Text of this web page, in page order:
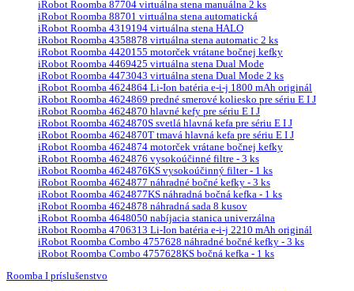
iRobot Roomba 87704 virtuálna stena manuálna 2 ks
iRobot Roomba 88701 virtuálna stena automatická
iRobot Roomba 4319194 virtuálna stena HALO
iRobot Roomba 4358878 virtuálna stena automatic 2 ks
iRobot Roomba 4420155 motorček vrátane bočnej kefky
iRobot Roomba 4469425 virtuálna stena Dual Mode
iRobot Roomba 4473043 virtuálna stena Dual Mode 2 ks
iRobot Roomba 4624864 Li-Ion batéria e-i-j 1800 mAh originál
iRobot Roomba 4624869 predné smerové koliesko pre sériu E I J
iRobot Roomba 4624870 hlavné kefy pre sériu E I J
iRobot Roomba 4624870S svetlá hlavná kefa pre sériu E I J
iRobot Roomba 4624870T tmavá hlavná kefa pre sériu E I J
iRobot Roomba 4624874 motorček vrátane bočnej kefky
iRobot Roomba 4624876 vysokoúčinné filtre - 3 ks
iRobot Roomba 4624876KS vysokoúčinný filter - 1 ks
iRobot Roomba 4624877 náhradné bočné kefky - 3 ks
iRobot Roomba 4624877KS náhradná bočná kefka - 1 ks
iRobot Roomba 4624878 náhradná sada 8 kusov
iRobot Roomba 4648050 nabíjacia stanica univerzálna
iRobot Roomba 4706313 Li-Ion batéria e-i-j 2210 mAh originál
iRobot Roomba Combo 4757628 náhradné bočné kefky - 3 ks
iRobot Roomba Combo 4757628KS bočná kefka - 1 ks
Roomba I príslušenstvo